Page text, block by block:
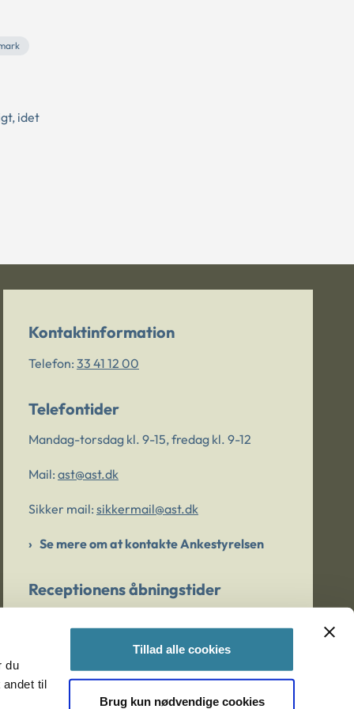
du
til
Tillad alle cookies
Brug kun nødvendige cookies
idet
Kontaktinformation
Telefon: 33 41 12 00
Telefontider
Mandag-torsdag kl. 9-15, fredag kl. 9-12
Mail: ast@ast.dk
Sikker mail: sikkermail@ast.dk
Se mere om at kontakte Ankestyrelsen
Receptionens åbningstider
Er du bekymret for et barn/en ung?